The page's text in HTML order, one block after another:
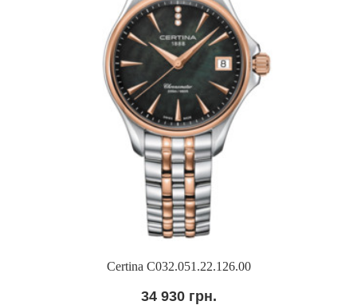
Certina C032.051.22.126.00
34 930 грн.